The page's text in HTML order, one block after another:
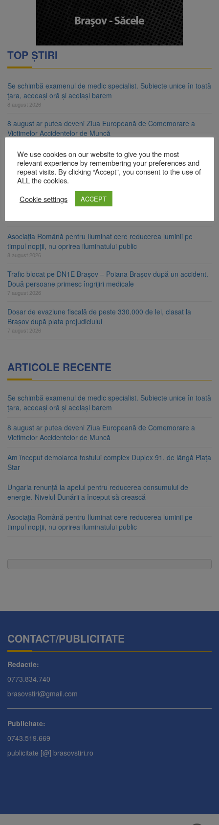
TOP ȘTIRI
Se schimbă examenul de medic specialist. Subiecte unice în toată
țara, aceeași oră și același barem
8 august 2026
8 august ar putea deveni Ziua Europeană de Comemorare a
Victimelor Accidentelor de Muncă
Am început demolarea fostului complex Duplex 91, de lângă Piața
Star
8 august 2026
Ungaria renunță la apelul pentru reducerea consumului de
energie. Nivelul Dunării a început să crească
Asociația Română pentru Iluminat cere reducerea luminii pe
timpul nopții, nu oprirea iluminatului public
8 august 2026
Trafic blocat pe DN1E Brașov – Poiana Brașov după un accident.
Două persoane primesc îngrijiri medicale
7 august 2026
Dosar de evaziune fiscală de peste 330.000 de lei, clasat la
Brașov după plata prejudiciului
7 august 2026
ARTICOLE RECENTE
Se schimbă examenul de medic specialist. Subiecte unice în toată
țara, aceeași oră și același barem
8 august ar putea deveni Ziua Europeană de Comemorare a
Victimelor Accidentelor de Muncă
Am început demolarea fostului complex Duplex 91, de lângă Piața
Star
Ungaria renunță la apelul pentru reducerea consumului de
energie. Nivelul Dunării a început să crească
Asociația Română pentru Iluminat cere reducerea luminii pe
timpul nopții, nu oprirea iluminatului public
CONTACT/PUBLICITATE
Redactie:
0773.834.740
brasovstiri@gmail.com
Publicitate:
0743.519.669
publicitate [@] brasovstiri.ro
We use cookies on our website to give you the most
relevant experience by remembering your preferences and
repeat visits. By clicking “Accept”, you consent to the use of
ALL the cookies.
Cookie settings
ACCEPT